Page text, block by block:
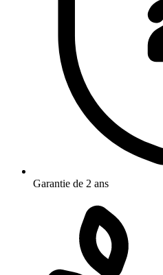
Garantie de 2 ans